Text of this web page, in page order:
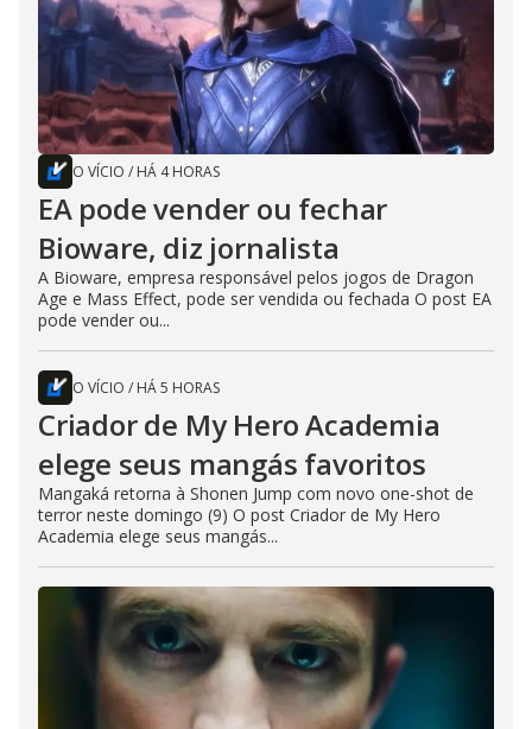
O VÍCIO / HÁ 4 HORAS
EA pode vender ou fechar
Bioware, diz jornalista
A Bioware, empresa responsável pelos jogos de Dragon
Age e Mass Effect, pode ser vendida ou fechada O post EA
pode vender ou...
O VÍCIO / HÁ 5 HORAS
Criador de My Hero Academia
elege seus mangás favoritos
Mangaká retorna à Shonen Jump com novo one-shot de
terror neste domingo (9) O post Criador de My Hero
Academia elege seus mangás...